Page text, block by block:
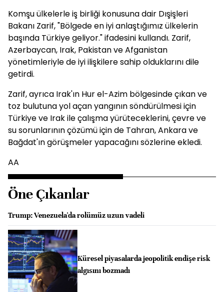
Komşu ülkelerle iş birliği konusuna dair Dışişleri
Bakanı Zarif, "Bölgede en iyi anlaştığımız ülkelerin
başında Türkiye geliyor." ifadesini kullandı. Zarif,
Azerbaycan, Irak, Pakistan ve Afganistan
yönetimleriyle de iyi ilişkilere sahip olduklarını dile
getirdi.
Zarif, ayrıca Irak'ın Hur el-Azim bölgesinde çıkan ve
toz bulutuna yol açan yangının söndürülmesi için
Türkiye ve Irak ile çalışma yürüteceklerini, çevre ve
su sorunlarının çözümü için de Tahran, Ankara ve
Bağdat'ın görüşmeler yapacağını sözlerine ekledi.
AA
Öne Çıkanlar
Trump: Venezuela'da rolümüz uzun vadeli
Küresel piyasalarda jeopolitik endişe risk
algısını bozmadı